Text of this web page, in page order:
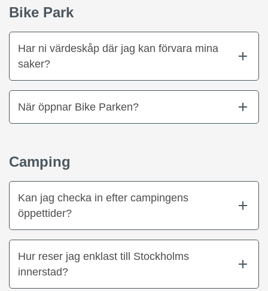
Bike Park
Har ni värdeskåp där jag kan förvara mina
saker?
När öppnar Bike Parken?
Camping
Kan jag checka in efter campingens
öppettider?
Hur reser jag enklast till Stockholms
innerstad?